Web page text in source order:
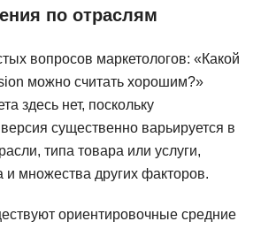
по отраслям
вопросов маркетологов: «Какой
можно считать хорошим?»
здесь нет, поскольку
существенно варьируется в
типа товара или услуги,
и множества других факторов.
ориентировочные средние